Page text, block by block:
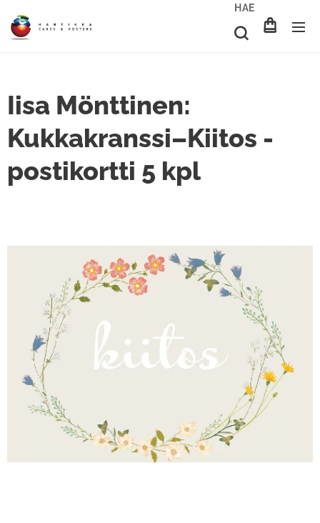
HAE
Iisa Mönttinen:
Kukkakranssi–Kiitos -
postikortti 5 kpl